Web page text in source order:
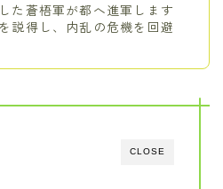
た蒼梧軍が都へ進軍します
説得し、内乱の危機を回避
CLOSE